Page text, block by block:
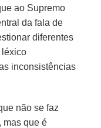
ao Supremo
da fala de
diferentes
léxico
inconsistências
não se faz
mas que é